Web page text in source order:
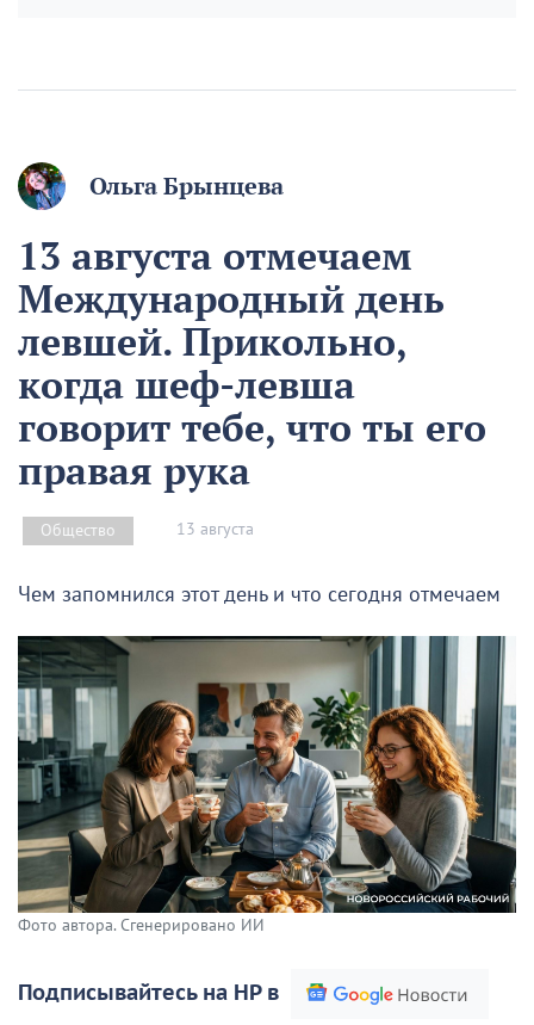
Ольга Брынцева
13 августа отмечаем
Международный день
левшей. Прикольно,
когда шеф-левша
говорит тебе, что ты его
правая рука
Общество 13 августа
Чем запомнился этот день и что сегодня отмечаем
Фото автора. Сгенерировано ИИ
Подписывайтесь на НР в